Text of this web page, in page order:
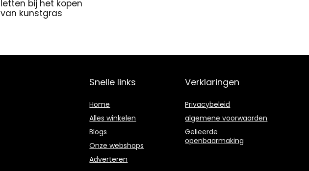
letten bij het kopen
van kunstgras
Snelle links
Home
Alles winkelen
Blogs
Onze webshops
Adverteren
Verklaringen
Privacybeleid
algemene voorwaarden
Gelieerde
openbaarmaking